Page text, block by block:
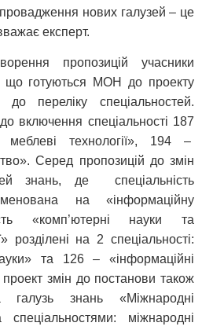
нових галузей – це
експерт.
пропозицій учасники
що готуються МОН до проекту
переліку спеціальностей.
включення спеціальності 187
технології», 194 –
Серед пропозицій до змін
знань, де спеціальність
на «інформаційну
«комп’ютерні науки та
розділені на 2 спеціальності:
та 126 – «інформаційні
проект змін до постанови також
знань «Міжнародні
міжнародні